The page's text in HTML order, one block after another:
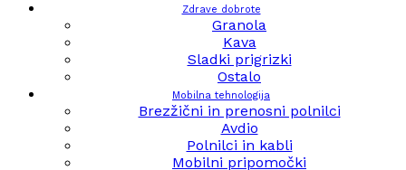
Zdrave dobrote
Granola
Kava
Sladki prigrizki
Ostalo
Mobilna tehnologija
Brezžični in prenosni polnilci
Avdio
Polnilci in kabli
Mobilni pripomočki